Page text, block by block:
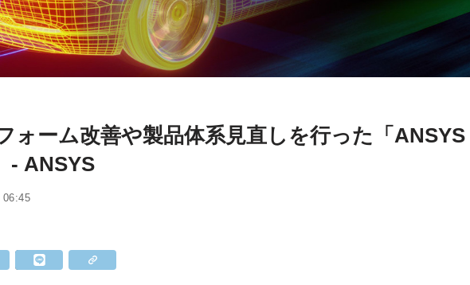
ォーム改善や製品体系見直しを行った「ANSYS
- ANSYS
06:45